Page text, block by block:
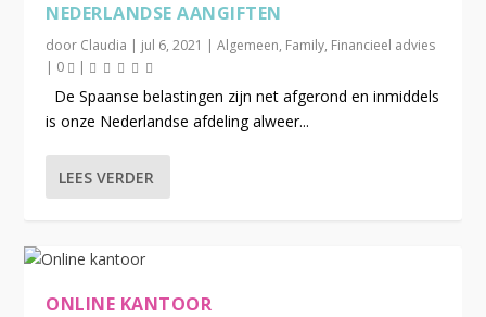
NEDERLANDSE AANGIFTEN
door Claudia | jul 6, 2021 |Algemeen, Family, Financieel advies
| 0 |
De Spaanse belastingen zijn net afgerond en inmiddels
is onze Nederlandse afdeling alweer...
LEES VERDER
ONLINE KANTOOR